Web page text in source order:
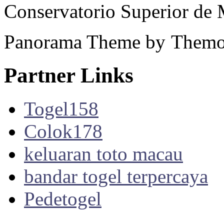
Conservatorio Superior de
Panorama Theme by
Partner Links
Togel158
Colok178
keluaran toto macau
bandar togel terpercaya
Pedetogel